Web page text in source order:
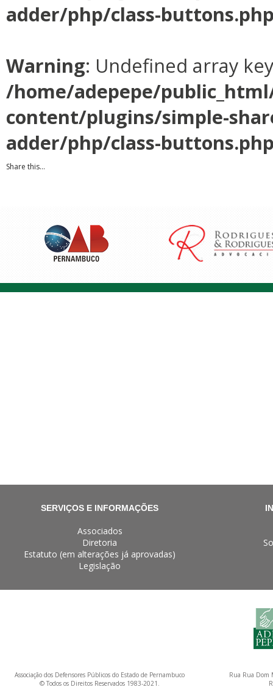
adder/php/class-
Warning: Undefined array
/home/adepepe/
content/plugins/simple-
adder/php/class-
Share this...
SERVIÇOS E INFORMAÇÕES
Associados
Diretoria
Estatuto (em alterações já aprovadas)
Legislação
Associação dos Defensores Públicos do Estado de Pernambuco
© Todos os Direitos Reservados 1983-2021.
Rua Rua Dom